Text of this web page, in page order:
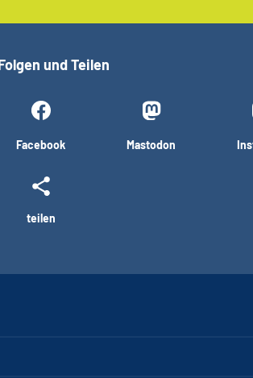
und Teilen
Facebook Mastodon
teilen